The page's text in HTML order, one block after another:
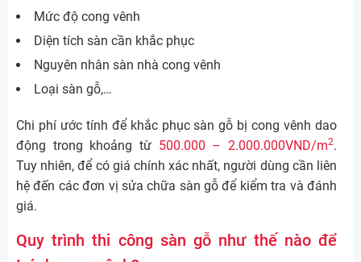
Mức độ cong vênh
Diện tích sàn cần khắc phục
Nguyên nhân sàn nhà cong vênh
Loại sàn gỗ,…
Chi phí ước tính để khắc phục sàn gỗ bị cong vênh dao
động trong khoảng từ 500.000 – 2.000.000VND/m2.
Tuy nhiên, để có giá chính xác nhất, người dùng cần liên
hệ đến các đơn vị sửa chữa sàn gỗ để kiểm tra và đánh
giá.
Quy trình thi công sàn gỗ như thế nào để